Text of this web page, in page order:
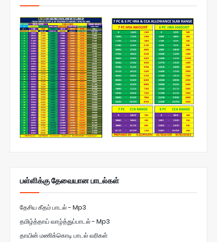
பள்ளிக்கு தேவையான பாடல்கள்
தேசிய கீதம் பாடல் - Mp3
தமிழ்த்தாய் வாழ்த்துப்பாடல் - Mp3
தாயின் மணிக்கொடி பாடல் வரிகள்